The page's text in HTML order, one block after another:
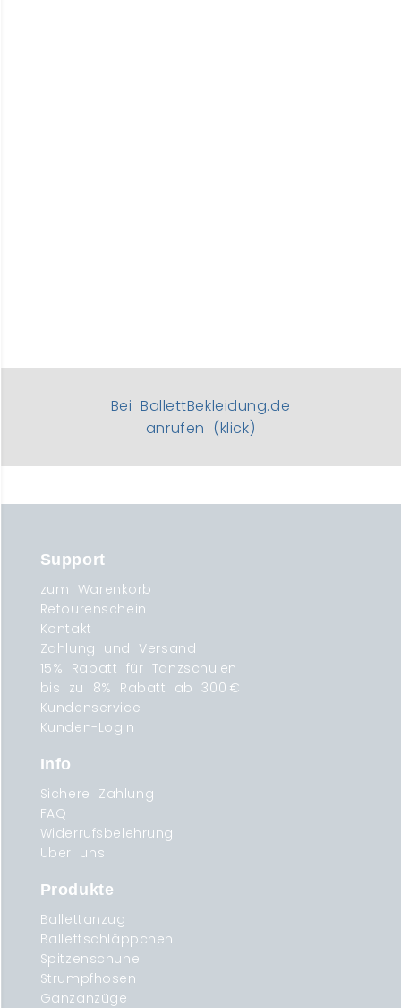
Bei BallettBekleidung.de
anrufen (klick)
Support
zum Warenkorb
Retourenschein
Kontakt
Zahlung und Versand
15% Rabatt für Tanzschulen
bis zu 8% Rabatt ab 300 €
Kundenservice
Kunden-Login
Info
Sichere Zahlung
FAQ
Widerrufsbelehrung
Über uns
Produkte
Ballettanzug
Ballettschläppchen
Spitzenschuhe
Strumpfhosen
Ganzanzüge